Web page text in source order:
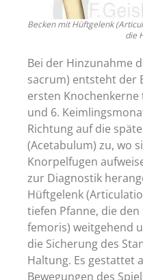
Becken mit Hüftgelenk
die
Bei der Hinzunahme
sacrum) entsteht der
ersten
und 6.
Richtung auf die
(Acetabulum) zu, wo
Knorpelfugen
zur Diagnostik
Hüftgelenk
tiefen Pfanne, die
femoris) weitgehend
die Sicherung des
Haltung. Es gestattet
Bewegungen des